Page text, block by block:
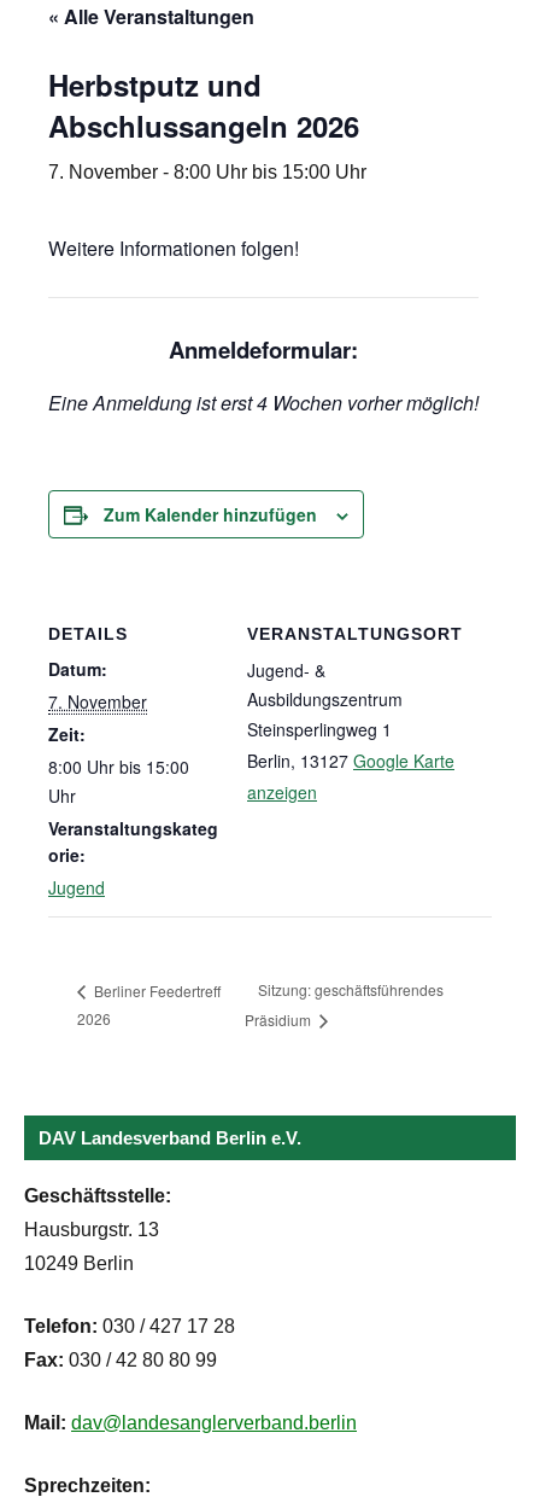
« Alle Veranstaltungen
Herbstputz und
Abschlussangeln 2026
7. November - 8:00 Uhr bis 15:00 Uhr
Weitere Informationen folgen!
Anmeldeformular:
Eine Anmeldung ist erst 4 Wochen vorher möglich!
Zum Kalender hinzufügen
DETAILS
Datum:
7. November
Zeit:
8:00 Uhr bis 15:00
Uhr
Veranstaltungskateg
orie:
Jugend
VERANSTALTUNGSORT
Jugend- &
Ausbildungszentrum
Steinsperlingweg 1
Berlin, 13127 Google Karte
anzeigen
Berliner Feedertreff
2026
Sitzung: geschäftsführendes
Präsidium
DAV Landesverband Berlin e.V.
Geschäftsstelle:
Hausburgstr. 13
10249 Berlin
Telefon: 030 / 427 17 28
Fax: 030 / 42 80 80 99
Mail: dav@landesanglerverband.berlin
Sprechzeiten: